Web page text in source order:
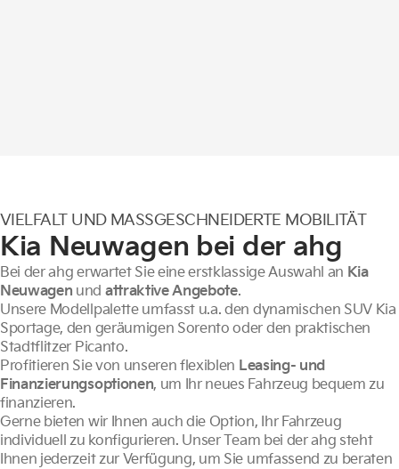
VIELFALT UND MASSGESCHNEIDERTE MOBILITÄT
Kia Neuwagen bei der ahg
Bei der ahg erwartet Sie eine erstklassige Auswahl an Kia
Neuwagen und attraktive Angebote.
Unsere Modellpalette umfasst u.a. den dynamischen SUV Kia
Sportage, den geräumigen Sorento oder den praktischen
Stadtflitzer Picanto.
Profitieren Sie von unseren flexiblen Leasing- und
Finanzierungsoptionen, um Ihr neues Fahrzeug bequem zu
finanzieren.
Gerne bieten wir Ihnen auch die Option, Ihr Fahrzeug
individuell zu konfigurieren. Unser Team bei der ahg steht
Ihnen jederzeit zur Verfügung, um Sie umfassend zu beraten